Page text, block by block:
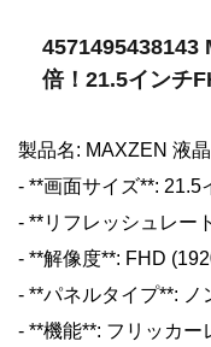
4571495438143
倍！21.5インチ
製品名: MAXZEN 液
- **画面サイズ**: 21.5
- **リフレッシュレー
- **解像度**: FHD
- **パネルタイプ**: ノ
- **機能**: フリッカー